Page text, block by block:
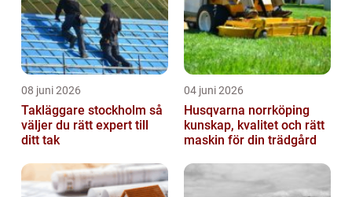
08 juni 2026
Takläggare stockholm så
väljer du rätt expert till
ditt tak
04 juni 2026
Husqvarna norrköping
kunskap, kvalitet och rätt
maskin för din trädgård